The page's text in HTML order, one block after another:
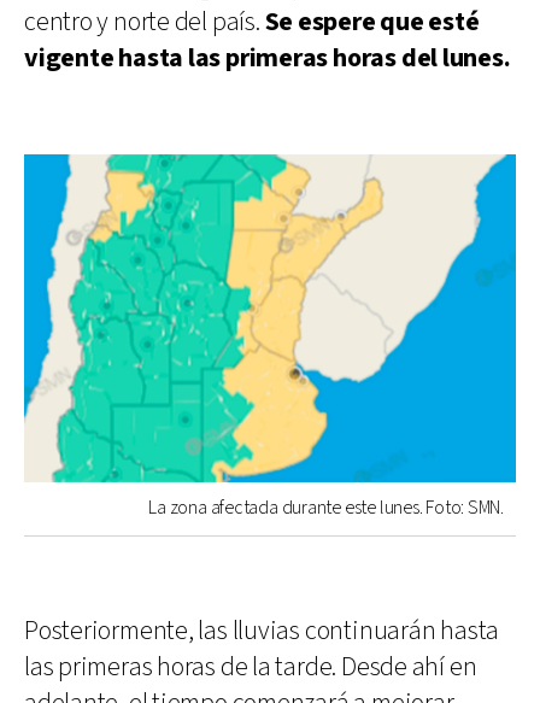
centro y norte del país.Se espere que esté
vigente hasta las primeras horas del lunes.
La zona afectada durante este lunes. Foto: SMN.
Posteriormente, las lluvias continuarán hasta
las primeras horas de la tarde. Desde ahí en